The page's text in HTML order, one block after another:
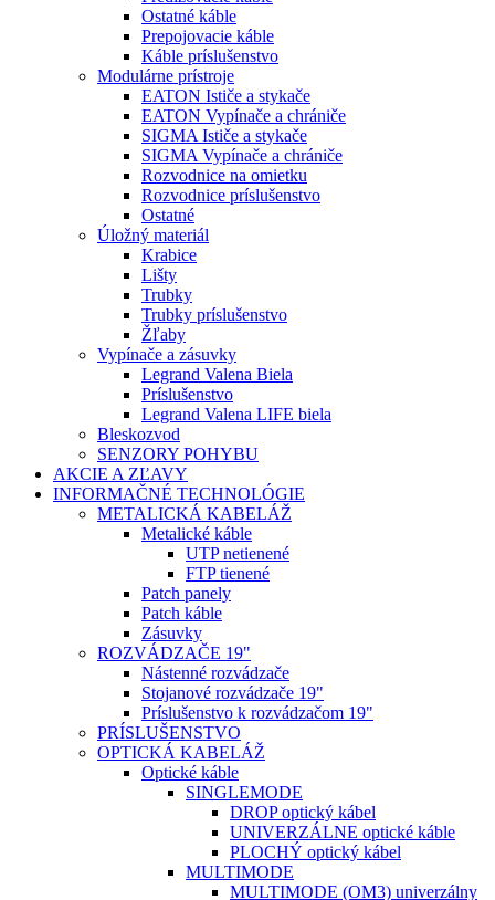
Ostatné káble
Prepojovacie káble
Káble príslušenstvo
Modulárne prístroje
EATON Ističe a stykače
EATON Vypínače a chrániče
SIGMA Ističe a stykače
SIGMA Vypínače a chrániče
Rozvodnice na omietku
Rozvodnice príslušenstvo
Ostatné
Úložný materiál
Krabice
Lišty
Trubky
Trubky príslušenstvo
Žľaby
Vypínače a zásuvky
Legrand Valena Biela
Príslušenstvo
Legrand Valena LIFE biela
Bleskozvod
SENZORY POHYBU
AKCIE A ZĽAVY
INFORMAČNÉ TECHNOLÓGIE
METALICKÁ KABELÁŽ
Metalické káble
UTP netienené
FTP tienené
Patch panely
Patch káble
Zásuvky
ROZVÁDZAČE 19"
Nástenné rozvádzače
Stojanové rozvádzače 19"
Príslušenstvo k rozvádzačom 19"
PRÍSLUŠENSTVO
OPTICKÁ KABELÁŽ
Optické káble
SINGLEMODE
DROP optický kábel
UNIVERZÁLNE optické káble
PLOCHÝ optický kábel
MULTIMODE
MULTIMODE (OM3) univerzálny